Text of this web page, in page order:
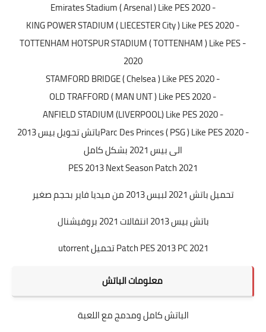
- Emirates Stadium ( Arsenal ) Like PES 2020
- KING POWER STADIUM ( LIECESTER City ) Like PES 2020
- TOTTENHAM HOTSPUR STADIUM ( TOTTENHAM ) Like PES
2020
- STAMFORD BRIDGE ( Chelsea ) Like PES 2020
- OLD TRAFFORD ( MAN UNT ) Like PES 2020
- ANFIELD STADIUM (LIVERPOOL) Like PES 2020
- Parc Des Princes ( PSG ) Like PES 2020
باتش تحويل بيس 2013
الى بيس 2021 بشكل كامل
PES 2013 Next Season Patch 2021
تحميل باتش 2021 لبيس 2013 من ميديا فاير بحجم صغير
باتش بيس 2013 انتقالات 2021 بروفيشنال
Patch PES 2013 PC 2021 تحميل utorrent
معلومات الباتش
الباتش كامل ومدمج مع اللعبة